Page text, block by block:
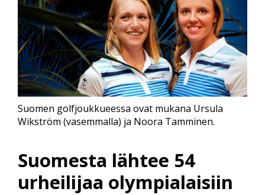
Suomesta lähtee 54
urheilijaa olympialaisiin
Suomen golfjoukkueessa ovat mukana Ursula
Wikström (vasemmalla) ja Noora Tamminen.